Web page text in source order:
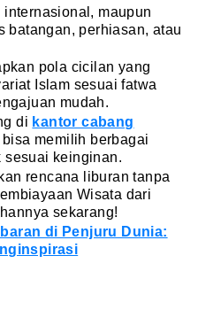
maupun
batangan, perhiasan, atau
pola cicilan yang
Islam sesuai fatwa
mudah.
di kantor cabang
bisa memilih berbagai
sesuai keinginan.
rencana liburan tanpa
Wisata dari
sekarang!
di Penjuru Dunia: